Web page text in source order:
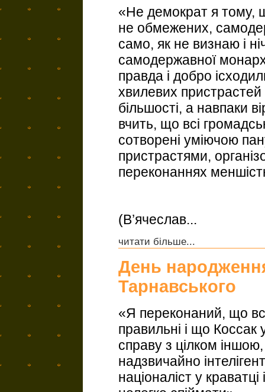
«Не демократ я тому,
не обмежених,
само, як не визнаю і
самодержавної
правда і добро
хвилевих
більшості, а навпаки
вчить, що всі
сотворені уміючою
пристрастями,
переконаннях
(В’ячеслав...
читати більше...
День
Тарнавського
«Я переконаний, що
правильні і що
справу з цілком
надзвичайно
націоналіст у